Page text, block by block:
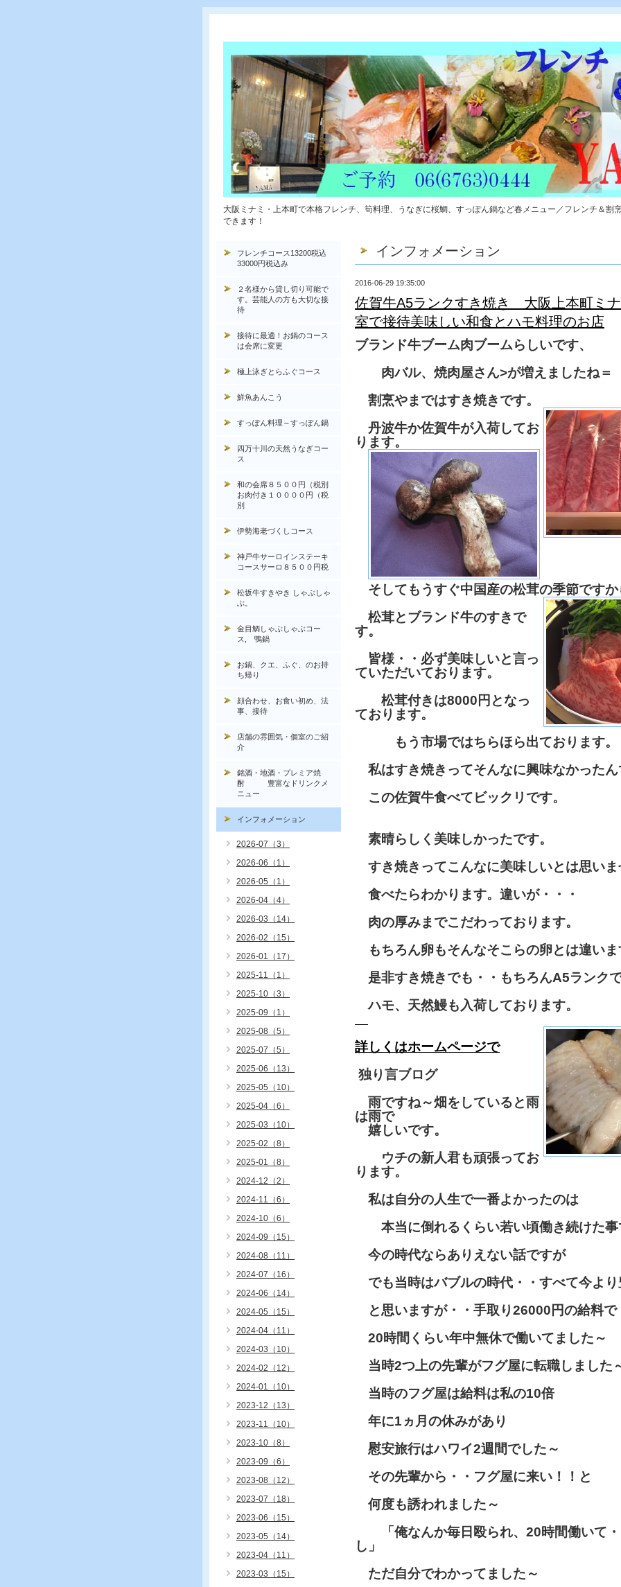
大阪ミナミ・上本町で本格フレンチ、筍料理、うなぎに桜鯛、すっぽん鍋など春メニュー／フレンチ＆割
できます！
インフォメーション
2016-06-29 19:35:00
佐賀牛A5ランクすき焼き 大阪上本町ミ
室で接待美味しい和食とハモ料理のお店
ブランド牛ブーム肉ブームらしいです、
肉バル、焼肉屋さん>が増えましたね＝
割烹やまではすき焼きです。
丹波牛か佐賀牛が入荷してお
ります。
そしてもうすぐ中国産の松茸の季節ですか
松茸とブランド牛のすきで
す。
皆様・・必ず美味しいと言っ
ていただいております。
松茸付きは8000円となっ
ております。
もう市場ではちらほら出ております。
私はすき焼きってそんなに興味なかったん
この佐賀牛食べてビックリです。
素晴らしく美味しかったです。
すき焼きってこんなに美味しいとは思い
食べたらわかります。違いが・・・
肉の厚みまでこだわっております。
もちろん卵もそんなそこらの卵とは違いま
是非すき焼きでも・・もちろんA5ランク
ハモ、天然鰻も入荷しております。
詳しくはホームページで
独り言ブログ
雨ですね～畑をしていると雨
は雨で
嬉しいです。
ウチの新人君も頑張ってお
ります。
私は自分の人生で一番よかったのは
本当に倒れるくらい若い頃働き続けた事
今の時代ならありえない話ですが
でも当時はバブルの時代・・すべて今より
と思いますが・・手取り26000円の給料で
20時間くらい年中無休で働いてました～
当時2つ上の先輩がフグ屋に転職しました
当時のフグ屋は給料は私の10倍
年に1ヵ月の休みがあり
慰安旅行はハワイ2週間でした～
その先輩から・・フグ屋に来い！！と
何度も誘われました～
「俺なんか毎日殴られ、20時間働いて・
し」
ただ自分でわかってました～
フレンチコース13200税込
33000円税込み
２名様から貸し切り可能で
す。芸能人の方も大切な接
待
接待に最適！お鍋のコース
は会席に変更
極上泳ぎとらふぐコース
鮮魚あんこう
すっぽん料理～すっぽん鍋
四万十川の天然うなぎコー
ス
和の会席８５００円（税別
お肉付き１００００円（税
別
伊勢海老づくしコース
神戸牛サーロインステーキ
コースサーロ８５００円税
松坂牛すきやき しゃぶしゃ
ぶ。
金目鯛しゃぶしゃぶコー
ス, 鴨鍋
お鍋、クエ、ふぐ、のお持
ち帰り
顔合わせ、お食い初め、法
事、接待
店舗の雰囲気・個室のご紹
介
銘酒・地酒・プレミア焼
酎 豊富なドリンクメ
ニュー
インフォメーション
2026-07（3）
2026-06（1）
2026-05（1）
2026-04（4）
2026-03（14）
2026-02（15）
2026-01（17）
2025-11（1）
2025-10（3）
2025-09（1）
2025-08（5）
2025-07（5）
2025-06（13）
2025-05（10）
2025-04（6）
2025-03（10）
2025-02（8）
2025-01（8）
2024-12（2）
2024-11（6）
2024-10（6）
2024-09（15）
2024-08（11）
2024-07（16）
2024-06（14）
2024-05（15）
2024-04（11）
2024-03（10）
2024-02（12）
2024-01（10）
2023-12（13）
2023-11（10）
2023-10（8）
2023-09（6）
2023-08（12）
2023-07（18）
2023-06（15）
2023-05（14）
2023-04（11）
2023-03（15）